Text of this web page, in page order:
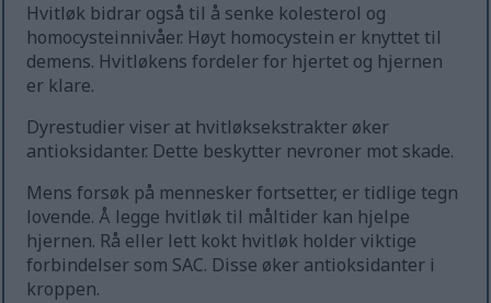
Hvitløk bidrar også til å senke kolesterol og
homocysteinnivåer. Høyt homocystein er knyttet til
demens. Hvitløkens fordeler for hjertet og hjernen
er klare.
Dyrestudier viser at hvitløksekstrakter øker
antioksidanter. Dette beskytter nevroner mot skade.
Mens forsøk på mennesker fortsetter, er tidlige tegn
lovende. Å legge hvitløk til måltider kan hjelpe
hjernen. Rå eller lett kokt hvitløk holder viktige
forbindelser som SAC. Disse øker antioksidanter i
kroppen.